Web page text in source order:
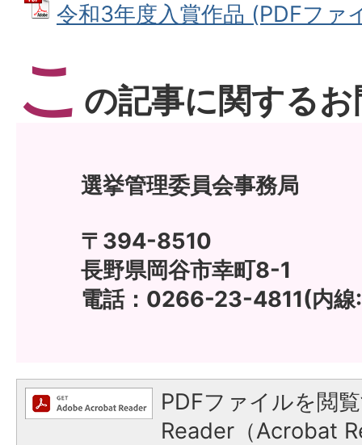
令和3年度入賞作品 (PDFファ
こ の記事に関する
選挙管理委員会事務局
〒394-8510
長野県岡谷市幸町8-1
電話：0266-23-4811(内
PDFファイルを閲
Reader（Acrobat